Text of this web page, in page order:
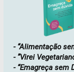
- “Alimentação
- ”Virei
- “Emagreça sem